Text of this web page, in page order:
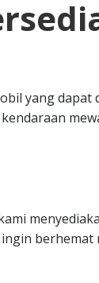
yang